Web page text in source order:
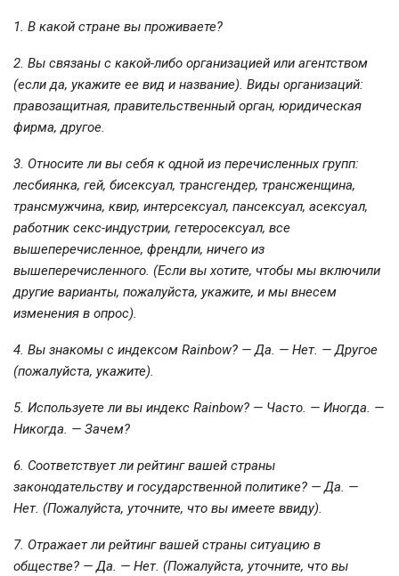
1. В какой стране вы проживаете?
2. Вы связаны с какой-либо организацией или агентством
(если да, укажите ее вид и название). Виды организаций:
правозащитная, правительственный орган, юридическая
фирма, другое.
3. Относите ли вы себя к одной из перечисленных групп:
лесбиянка, гей, бисексуал, трансгендер, трансженщина,
трансмужчина, квир, интерсексуал, пансексуал, асексуал,
работник секс-индустрии, гетеросексуал, все
вышеперечисленное, френдли, ничего из
вышеперечисленного. (Если вы хотите, чтобы мы включили
другие варианты, пожалуйста, укажите, и мы внесем
изменения в опрос).
4. Вы знакомы с индексом Rainbow? — Да. — Нет. — Другое
(пожалуйста, укажите).
5. Используете ли вы индекс Rainbow? — Часто. — Иногда. —
Никогда. — Зачем?
6. Соответствует ли рейтинг вашей страны
законодательству и государственной политике? — Да. —
Нет. (Пожалуйста, уточните, что вы имеете ввиду).
7. Отражает ли рейтинг вашей страны ситуацию в
обществе? — Да. — Нет. (Пожалуйста, уточните, что вы